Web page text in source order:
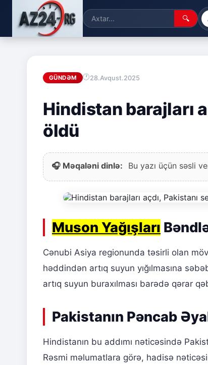
🔍
GÜNDƏM 28.Avqust.2025
Hindistan barajları
öldü
🎧 Məqaləni dinlə: Bu yazı üçün səsli
Muson Yağışları
Cənubi Asiya regionunda təsirli olan
həddindən artıq suyun yığılmasına
artıq suyun buraxılması barədə qərar
Pakistanın Pəncab
Hindistanın bu addımı nəticəsində
Rəsmi məlumatlara görə, hadisə